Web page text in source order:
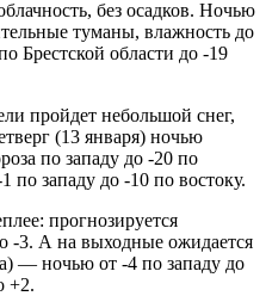
без осадков. Ночью
туманы, влажность до
Брестской области до -19
пройдет небольшой снег,
(13 января) ночью
по западу до -20 по
западу до -10 по востоку.
прогнозируется
-3. А на выходные ожидается
— ночью от -4 по западу до
+2.